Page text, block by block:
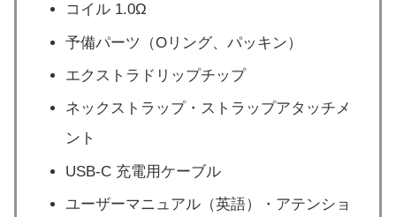
コイル 1.0Ω
予備パーツ（Oリング、パッキン）
エクストラドリップチップ
ネックストラップ・ストラップアタッチメ
ント
USB-C 充電用ケーブル
ユーザーマニュアル（英語）・アテンショ